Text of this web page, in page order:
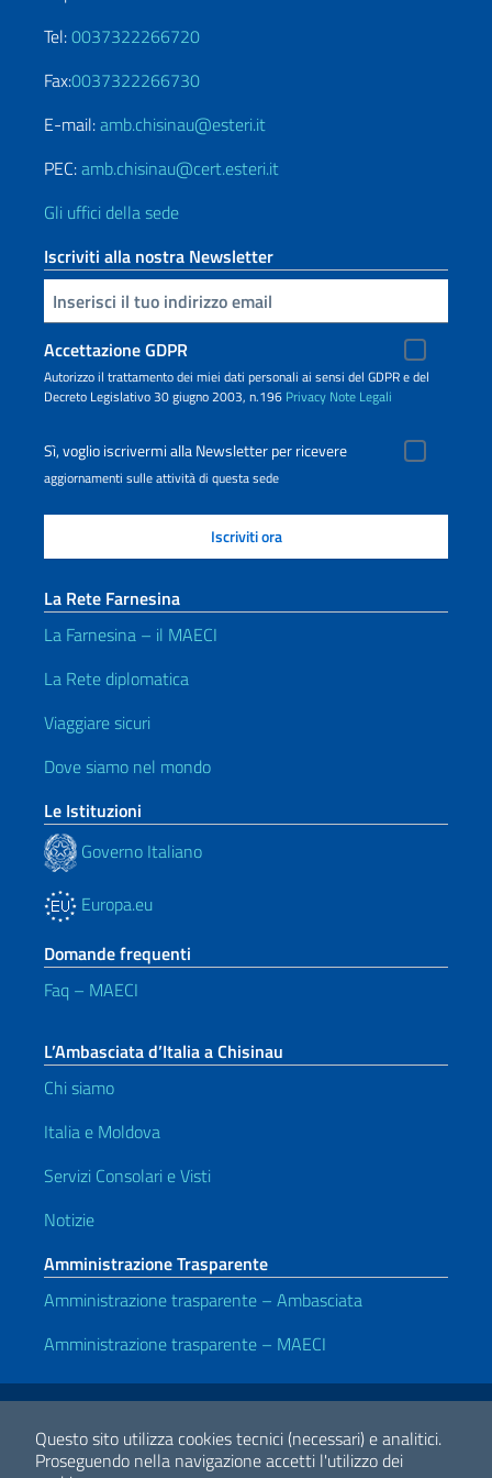
Questo sito utilizza cookies tecnici (necessari) e analitici.
Proseguendo nella navigazione accetti l'utilizzo dei
Tel:0037322266720
Fax:0037322266730
E-mail:amb.chisinau@esteri.it
PEC:amb.chisinau@cert.esteri.it
Gli uffici della sede
Iscriviti alla nostra Newsletter
Inserisci la tua email
Accettazione GDPR
Autorizzo il trattamento dei miei dati personali ai sensi del GDPR e del
Decreto Legislativo 30 giugno 2003, n.196 Privacy Note Legali
Sì, voglio iscrivermi alla Newsletter per ricevere
aggiornamenti sulle attività di questa sede
La Rete Farnesina
La Farnesina – il MAECI
La Rete diplomatica
Viaggiare sicuri
Dove siamo nel mondo
Le Istituzioni
Governo Italiano
Europa.eu
Domande frequenti
Faq – MAECI
L’Ambasciata d’Italia a Chisinau
Chi siamo
Italia e Moldova
Servizi Consolari e Visti
Notizie
Amministrazione Trasparente
Amministrazione trasparente – Ambasciata
Amministrazione trasparente – MAECI
Link Utili